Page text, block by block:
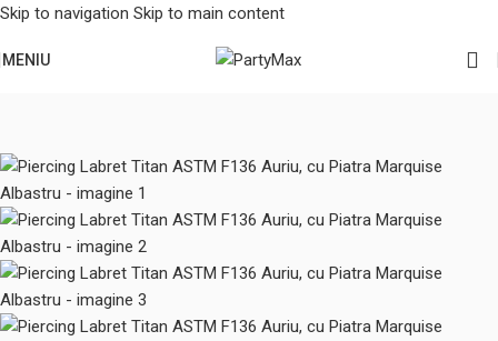
Skip to navigation Skip to main content
MENIU